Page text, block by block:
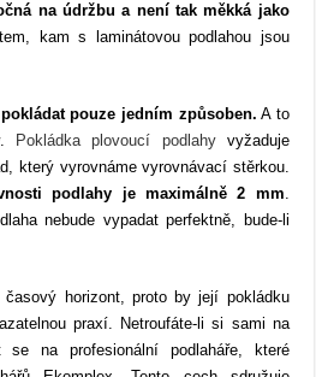
na údržbu a není tak měkká jako
kam s laminátovou podlahou jsou
pouze jedním způsoben. A to
Pokládka plovoucí podlahyvyžaduje
který vyrovnáme vyrovnávací stěrkou.
podlahy je maximálně 2 mm.
nebude vypadat perfektně, bude-li
horizont, proto by její pokládku
praxí. Netroufáte-li si sami na
se na profesionální podlaháře, které